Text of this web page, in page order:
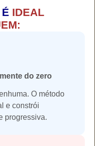
IDEAL
do zero
O método
e constrói
progressiva.